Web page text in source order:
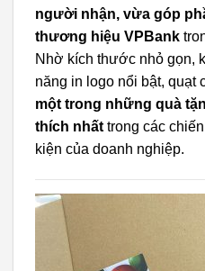
người nhận, vừa góp
thương hiệu VPBank
Nhờ kích thước nhỏ gọn,
năng in logo nổi bật, quạt
một trong những quà
thích nhất trong các
kiện của doanh nghiệp.